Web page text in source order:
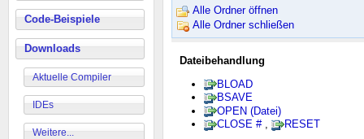
Code-Beispiele
Downloads
Aktuelle Compiler
IDEs
Weitere...
Alle Ordner öffnen
Alle Ordner schließen
Dateibehandlung
BLOAD
BSAVE
OPEN (Datei)
CLOSE #,
RESET